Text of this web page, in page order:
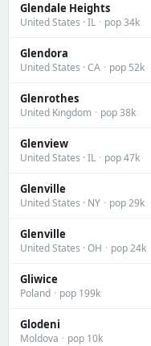
Glendale Heights
United States · IL · pop 34k
Glendora
United States · CA · pop 52k
Glenrothes
United Kingdom · pop 38k
Glenview
United States · IL · pop 47k
Glenville
United States · NY · pop 29k
Glenville
United States · OH · pop 24k
Gliwice
Poland · pop 199k
Glodeni
Moldova · pop 10k